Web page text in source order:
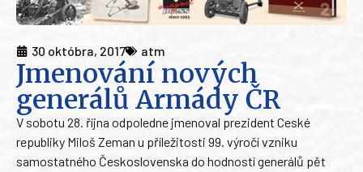
30 októbra, 2017 atm
Jmenování nových
generálů Armády ČR
V sobotu 28. října odpoledne jmenoval prezident Ceské
republiky Miloš Zeman u příležitosti 99. výročí vzniku
samostatného Československa do hodností generálů pět